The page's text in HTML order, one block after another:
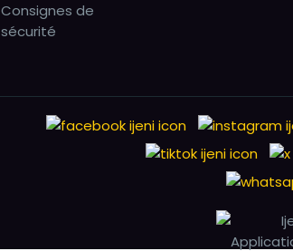
Consignes de
sécurité